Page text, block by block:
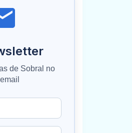
de Sobral no